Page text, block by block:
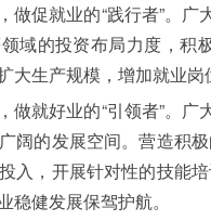
促就业的“践行者”。广
域的投资布局力度，积
大生产规模，增加就业
就好业的“引领者”。广
阔的发展空间。营造积
入，开展针对性的技能
稳健发展保驾护航。